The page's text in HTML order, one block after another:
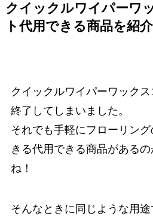
クイックルワイパーワ
ト代用できる商品を紹介
クイックルワイパーワック
終了してしまいました。
それでも手軽にフローリン
きる代用できる商品がある
ね！
そんなときに同じような用